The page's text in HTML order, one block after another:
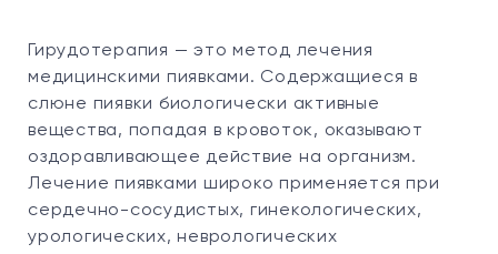
Гирудотерапия — это метод лечения
медицинскими пиявками. Содержащиеся в
слюне пиявки биологически активные
вещества, попадая в кровоток, оказывают
оздоравливающее действие на организм.
Лечение пиявками широко применяется при
сердечно-сосудистых, гинекологических,
урологических, неврологических